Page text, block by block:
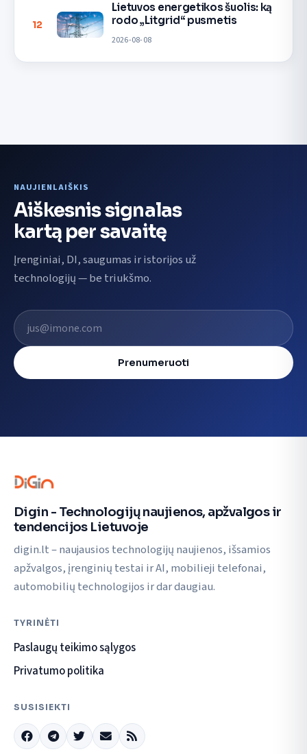
12
Lietuvos energetikos šuolis: ką
rodo „Litgrid“ pusmetis
2026-08-08
NAUJIENLAIŠKIS
Aiškesnis signalas
kartą per savaitę
Įrenginiai, DI, saugumas ir istorijos už
technologijų — be triukšmo.
El. pašto adresas
Prenumeruoti
Digin - Technologijų naujienos, apžvalgos ir
tendencijos Lietuvoje
digin.lt – naujausios technologijų naujienos, išsamios
apžvalgos, įrenginių testai ir AI, mobilieji telefonai,
automobilių technologijos ir dar daugiau.
TYRINĖTI
Paslaugų teikimo sąlygos
Privatumo politika
SUSISIEKTI